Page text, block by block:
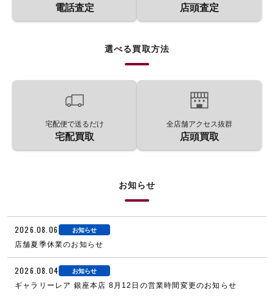
電話査定 店頭査定
選べる買取方法
宅配便で送るだけ
宅配買取
全店舗アクセス抜群
店頭買取
お知らせ
2026.08.06 お知らせ
店舗夏季休業のお知らせ
2026.08.04 お知らせ
ギャラリーレア 銀座本店 8月12日の営業時間変更のお知らせ